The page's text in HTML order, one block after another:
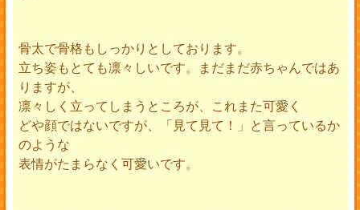
骨太で骨格もしっかりとしております。
立ち姿もとても凛々しいです。まだまだ赤ちゃんではあ
りますが、
凛々しく立ってしまうところが、これまた可愛く
どや顔ではないですが、「見て見て！」と言っているか
のような
表情がたまらなく可愛いです。